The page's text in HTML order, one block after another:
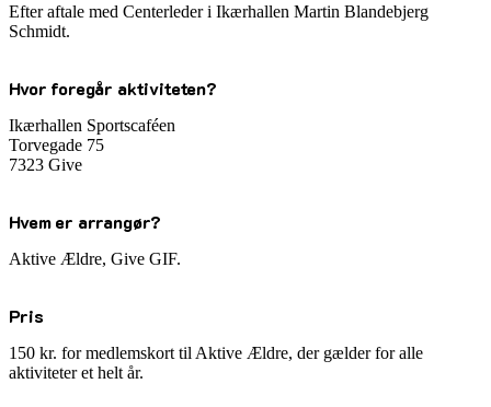
Efter aftale med Centerleder i Ikærhallen Martin Blandebjerg
Schmidt.
Hvor foregår aktiviteten?
Ikærhallen Sportscaféen
Torvegade 75
7323 Give
Hvem er arrangør?
Aktive Ældre, Give GIF.
Pris
150 kr. for medlemskort til Aktive Ældre, der gælder for alle
aktiviteter et helt år.